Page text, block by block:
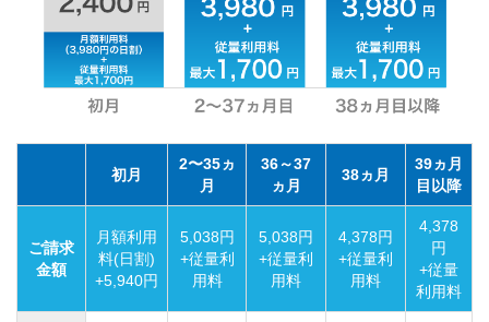
初月
2〜35ヵ
月
36～37
ヵ月
38ヵ月
39ヵ月
目以降
ご請求
金額
月額利用
料(日割)
+5,940円
5,038円
+従量利
用料
5,038円
+従量利
用料
4,378円
+従量利
用料
4,378
円
+従量
利用料